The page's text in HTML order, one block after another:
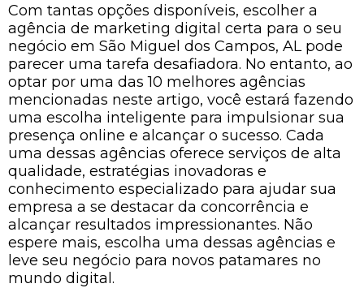
Com tantas opções disponíveis, escolher a
agência de marketing digital certa para o seu
negócio em São Miguel dos Campos, AL pode
parecer uma tarefa desafiadora. No entanto, ao
optar por uma das 10 melhores agências
mencionadas neste artigo, você estará fazendo
uma escolha inteligente para impulsionar sua
presença online e alcançar o sucesso. Cada
uma dessas agências oferece serviços de alta
qualidade, estratégias inovadoras e
conhecimento especializado para ajudar sua
empresa a se destacar da concorrência e
alcançar resultados impressionantes. Não
espere mais, escolha uma dessas agências e
leve seu negócio para novos patamares no
mundo digital.